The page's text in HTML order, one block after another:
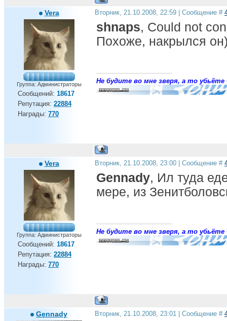
Vera
Группа: Администраторы
Сообщений: 18617
Репутация: 22884
Награды: 770
Вторник, 21.10.2008, 22:59 | Сообщение #
shnaps, Could not
Похоже, накрылся
Не будите во мне зверя, а то убьёте
Vera
Группа: Администраторы
Сообщений: 18617
Репутация: 22884
Награды: 770
Вторник, 21.10.2008, 23:00 | Сообщение #
Gennady, Ил туда
мере, из
Не будите во мне зверя, а то убьёте
Gennady Вторник, 21.10.2008, 23:01 | Сообщение #